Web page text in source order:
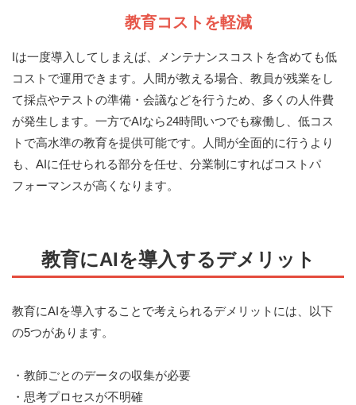
教育コストを軽減
Iは一度導入してしまえば、メンテナンスコストを含めても低
コストで運用できます。人間が教える場合、教員が残業をし
て採点やテストの準備・会議などを行うため、多くの人件費
が発生します。一方でAIなら24時間いつでも稼働し、低コス
トで高水準の教育を提供可能です。人間が全面的に行うより
も、AIに任せられる部分を任せ、分業制にすればコストパ
フォーマンスが高くなります。
教育にAIを導入するデメリット
教育にAIを導入することで考えられるデメリットには、以下
の5つがあります。
・教師ごとのデータの収集が必要
・思考プロセスが不明確